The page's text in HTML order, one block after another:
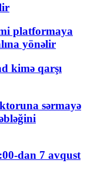
platformaya
yönəlir
kimə qarşı
sərmayə
dan 7 avqust